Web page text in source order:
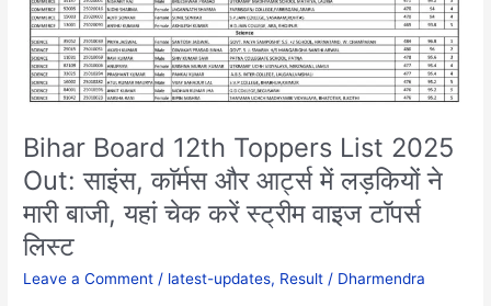
Bihar Board 12th Toppers List 2025
Out: साइंस, काॅर्मस और आर्ट्स में लड़कियों ने
मारी बाजी, यहां चेक करें स्ट्रीम वाइज टाॅपर्स
लिस्ट
Leave a Comment / latest-updates, Result / Dharmendra
साइंस,
काॅर्मस
और
आर्ट्स
में
ने
मारी
बाजी,
यहां
चेक
करें